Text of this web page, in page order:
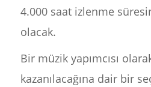
4.000 saat izlenme
olacak.
Bir müzik yapımcısı
kazanılacağına dair bir